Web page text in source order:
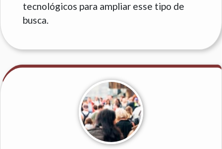
tecnológicos para ampliar esse tipo de
busca.